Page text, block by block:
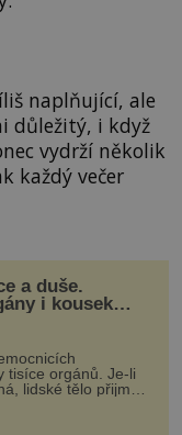
naplňující, ale
důležitý, i když
vydrží několik
každý večer
a duše.
i kousek
tisíce orgánů. Je-li
lidské tělo přijme